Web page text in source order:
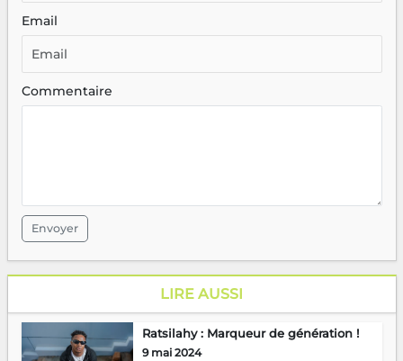
Email
Commentaire
Envoyer
LIRE AUSSI
Ratsilahy : Marqueur de génération !
9 mai 2024